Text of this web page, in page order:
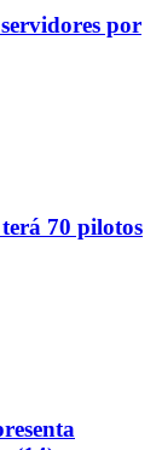
por
70 pilotos